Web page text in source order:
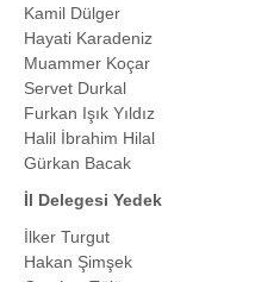
Kamil Dülger
Hayati Karadeniz
Muammer Koçar
Servet Durkal
Furkan Işık Yıldız
Halil İbrahim Hilal
Gürkan Bacak
İl Delegesi Yedek
İlker Turgut
Hakan Şimşek